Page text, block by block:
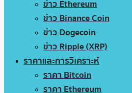
ข่าว Ethereum
ข่าว Binance Coin
ข่าว Dogecoin
ข่าว Ripple (XRP)
ราคาและการวิเคราะห์
ราคา Bitcoin
ราคา Ethereum